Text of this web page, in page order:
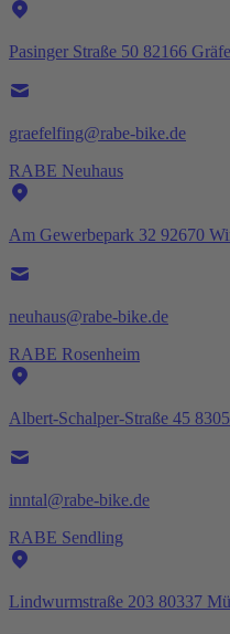
Pasinger Straße 50 82166
graefelfing@rabe-bike.de
RABE Neuhaus
Am Gewerbepark 32 92670
neuhaus@rabe-bike.de
RABE Rosenheim
Albert-Schalper-Straße 45
inntal@rabe-bike.de
RABE Sendling
Lindwurmstraße 203 80337